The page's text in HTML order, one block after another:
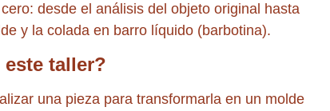
desde el análisis del objeto original hasta
y la colada en barro líquido (barbotina).
este taller?
una pieza para transformarla en un molde